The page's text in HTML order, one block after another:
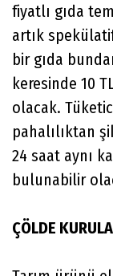
fiyatlı gıda
artık
bir gıda
keresinde 10
olacak.
pahalılıktan
24 saat aynı
bulunabilir
ÇÖLDE